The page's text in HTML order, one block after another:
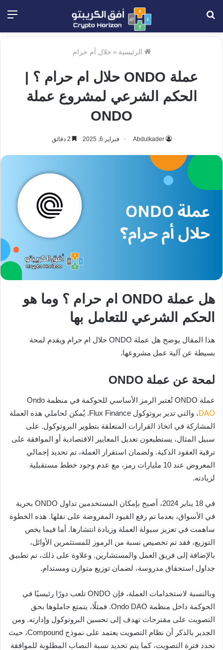
الرئيسية » حلال أم حرام
عملة ONDO حلال ام حرام ؟ |
الحكم الشرعي لمشروع عملة
ONDO
Abdulkader فبراير 6, 2025
هل عملة ONDO ام حرام ؟ وما هو
الحكم الشرعي للتعامل بها
هذا المقال يوضح هل عملة ONDO حلال ام حرام ويقدم لمحة
بسيطة عن آلية عمل مشروعها.
لمحة عن عملة ONDO
عملة ONDO تُعتبر الرمز الأساسي للحوكمة في منظمة Ondo
DAO
، والتي تدير بروتوكول Flux Finance. يُمكن لحاملي هذه العملة
المشاركة في اتخاذ القرارات المتعلقة بتطوير البروتوكول. على
سبيل المثال، يستطيعون تعديل المعايير الاقتصادية أو الموافقة على
ترقية العقود الذكية. ولضمان استقرار العملة، تم تحديد إجمالي
المعروض عند 10 مليارات رمز، مع عدم وجود خطط مستقبلية
لزيادته.
في 18 يناير 2024، أصبح بإمكان المستخدمين تداول ONDO بحرية
في الأسواق، بعدما تم رفع القيود المفروضة على نقلها. هذه الخطوة
ساهمت في تعزيز سيولة العملة وزيادة انتشارها. أما فيما يخص
التوزيع، فقد تم تخصيص نسبة من الرموز للمستثمرين الأوائل،
بالإضافة إلى فريق العمل والمستشارين. وعلاوة على ذلك، تم تطبيق
جداول استحقاق مدروسة، لضمان توزيع متوازن ومستدام.
وبالنسبة لاستخدامات العملة، فإن ONDO تلعب دورًا رئيسيًا في
الحوكمة داخل منظمة Ondo DAO. فمثلًا، يتمتع حاملوها بحق
التصويت على مقترحات تهدف إلى تحسين البروتوكول وإدارته. ومن
الجدير بالذكر أن نظام التصويت يعتمد على نموذج Compound، حيث
تحدد فترة التصويت، كما يتم تحديد نسبة النصاب المطلوبة للموافقة